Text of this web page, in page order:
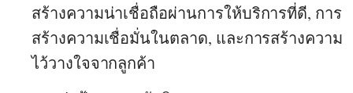
สร้างความน่าเชื่อถือผ่านการให้บริการที่ดี, การ
สร้างความเชื่อมั่นในตลาด, และการสร้างความ
ไว้วางใจจากลูกค้า